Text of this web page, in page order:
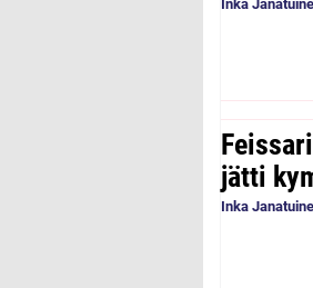
Inka
jätti
Inka